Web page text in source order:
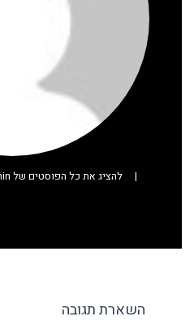
| להציג את כל הפוסטים של admin
השארת תגובה